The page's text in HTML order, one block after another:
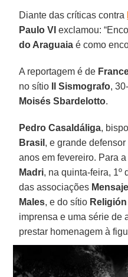
Diante das críticas contra
Paulo VI exclamou:
do Araguaia é como
A reportagem é de
no sítio
Il Sismografo,
Moisés Sbardelotto.
Pedro Casaldáliga,
Brasil , e grande
anos em fevereiro. Para
Madri, na quinta-feira, 1º
das associações
Males, e do sítio
imprensa e uma série de
prestar homenagem à